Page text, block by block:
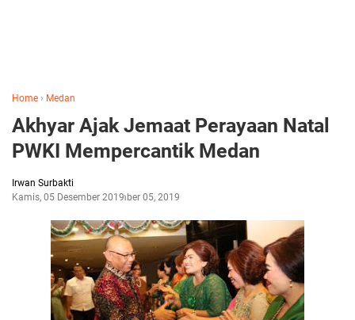
Home › Medan
Akhyar Ajak Jemaat Perayaan Natal
PWKI Mempercantik Medan
Irwan Surbakti
Kamis, 05 Desember 2019Desember 05, 2019